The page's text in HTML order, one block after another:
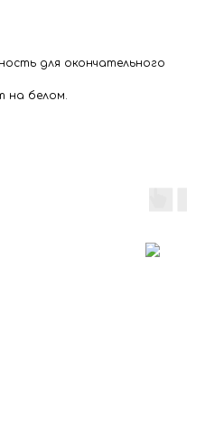
для окончательного
на белом.